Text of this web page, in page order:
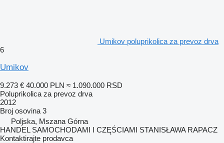
Umikov poluprikolica za prevoz drva
6
Umikov
9.273 € 40.000 PLN ≈ 1.090.000 RSD
Poluprikolica za prevoz drva
2012
Broj osovina 3
Poljska, Mszana Górna
HANDEL SAMOCHODAMI I CZĘŚCIAMI STANISŁAWA RAPACZ
Kontaktirajte prodavca